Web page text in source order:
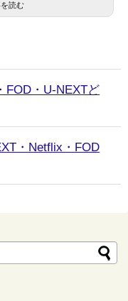
読む
FOD・U-NEXTど
・Netflix・FOD